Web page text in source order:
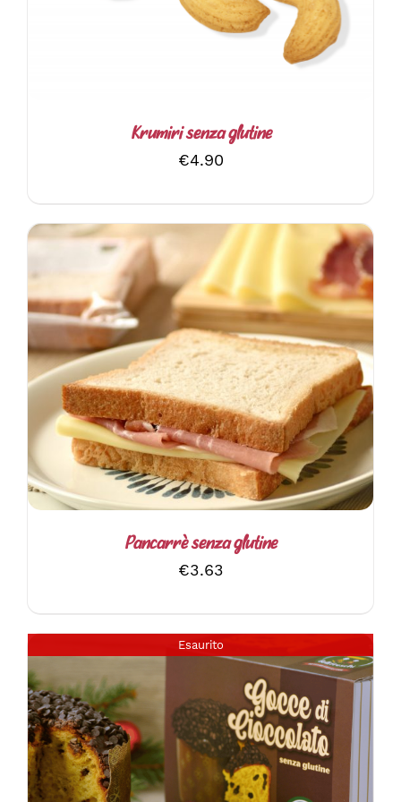
Krumiri senza glutine
€4.90
AGGIUNGI AL CARRELLO / DETTAGLI
Pancarrè senza glutine
€3.63
Esaurito
DETTAGLI